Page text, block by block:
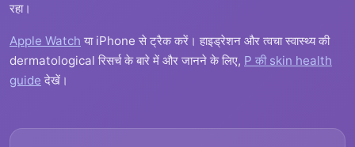
रहा।
Apple Watch या iPhone से ट्रैक करें। हाइड्रेशन और त्वचा स्वास्थ्य की
dermatological रिसर्च के बारे में और जानने के लिए, P की skin health
guide देखें।